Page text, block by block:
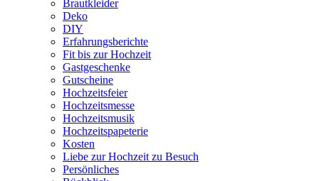
Brautkleider
Deko
DIY
Erfahrungsberichte
Fit bis zur Hochzeit
Gastgeschenke
Gutscheine
Hochzeitsfeier
Hochzeitsmesse
Hochzeitsmusik
Hochzeitspapeterie
Kosten
Liebe zur Hochzeit zu Besuch
Persönliches